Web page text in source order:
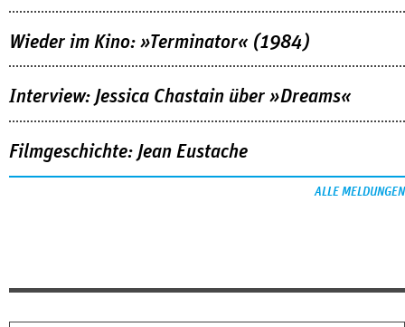
Wieder im Kino: »Terminator« (1984)
Interview: Jessica Chastain über »Dreams«
Filmgeschichte: Jean Eustache
ALLE MELDUNGEN